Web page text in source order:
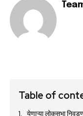
Table of
येणाऱ्या लोकसभा